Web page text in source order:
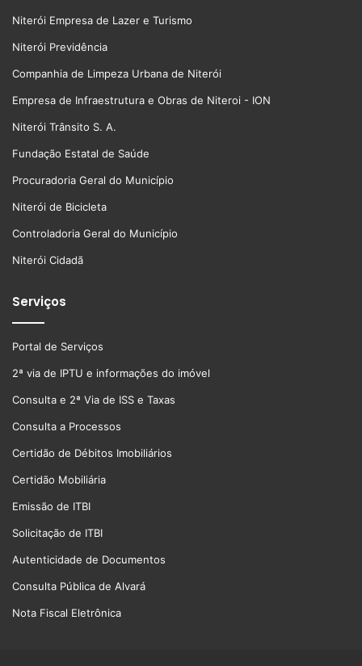
Niterói Empresa de Lazer e Turismo
Niterói Previdência
Companhia de Limpeza Urbana de Niterói
Empresa de Infraestrutura e Obras de Niteroi - ION
Niterói Trânsito S. A.
Fundação Estatal de Saúde
Procuradoria Geral do Município
Niterói de Bicicleta
Controladoria Geral do Município
Niterói Cidadã
Serviços
Portal de Serviços
2ª via de IPTU e informações do imóvel
Consulta e 2ª Via de ISS e Taxas
Consulta a Processos
Certidão de Débitos Imobiliários
Certidão Mobiliária
Emissão de ITBI
Solicitação de ITBI
Autenticidade de Documentos
Consulta Pública de Alvará
Nota Fiscal Eletrônica